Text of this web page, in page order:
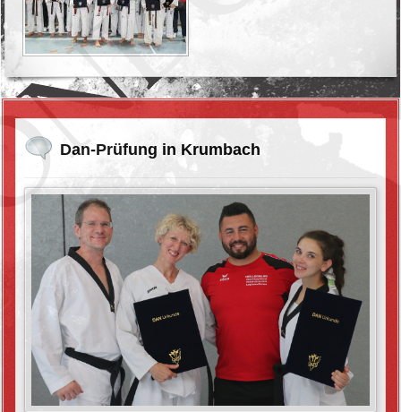
Dan-Prüfung in Krumbach